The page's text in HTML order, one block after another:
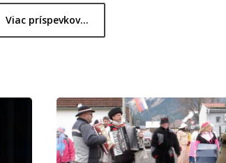
Viac príspevkov...